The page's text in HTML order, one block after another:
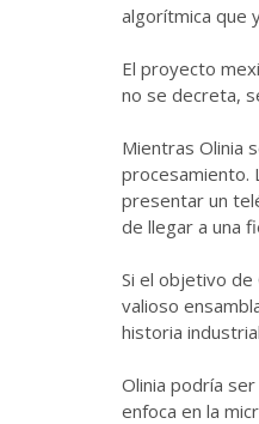
algorítmica que
El proyecto
no se decreta,
Mientras Olinia
procesamiento.
presentar un
de llegar a una
Si el objetivo de
valioso
historia
Olinia podría
enfoca en la